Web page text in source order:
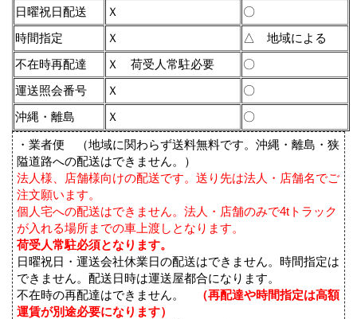
日曜祝日配送
Ｘ
〇
時間指定
Ｘ
△ 地域による
不在時再配達
Ｘ 荷受人常駐必要
〇
運送照会番号
Ｘ
〇
沖縄・離島
Ｘ 〇
・業者便 （地域に関わらず送料無料です。沖縄・離島・狭
隘道路への配送はできません。）
法人様、店舗様向けの配送です。送り先は法人・店舗名でご
注文願います。
個人宅への配送はできません。法人・店舗のみで4tトラック
が入れる場所までの車上渡しとなります。
荷受人常駐必須となります。
日曜祝日・運送会社休業日の配送はできません。時間指定は
できません。配送日時は運送屋都合になります。
不在時の再配達はできません。
（再配達や時間指定は高額
運賃が別途必要になります）